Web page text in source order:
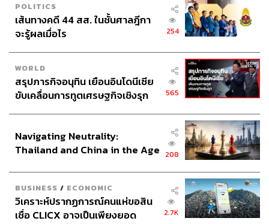
แม้หลายฝ่ายกังวลว่าการปรับขึ้นค่า PSC อาจกระทบการ
ท่องเที่ยว ปวีนา ชี้ว่า งานวิจัยในต่างประเทศจำนวนมากพบ
ว่า
“ค่า PSC มีสัดส่วนเพียง 5% ของราคาตั๋วโดยสารเท่านั้น
และแทบไม่มีผลต่อการตัดสินใจเลือกจุดหมายปลายทางของ
นักเดินทาง”
เช่น สิงคโปร์ ซึ่งมีการปรับขึ้นค่า PSC ต่อเนื่อง รวมถึงจัดเก็บ
เงินล่วงหน้าเพื่อนำไปลงทุนก่อสร้างอาคารผู้โดยสารแห่ง
ใหม่ในอนาคต ขณะที่ไทยยังคงจัดเก็บในระดับที่มุ่งรองรับ
ต้นทุนเป็นหลัก
ส่วนด้านโครงสร้างรายได้ของ AOT นั้น กำไรหลักของบริษัท
POLITICS
เส้นทางคดี 44 สส. ในชั้นศาลฎีกา
จะรู้ผลเมื่อไร
254
WORLD
สรุปภารกิจอนุทิน เยือนอินโดนีเซีย
ขับเคลื่อนการทูตเศรษฐกิจเชิงรุก
565
Navigating Neutrality:
Thailand and China in the Age
208
BUSINESS / ECONOMIC
วิเคราะห์ปรากฏการณ์คนแห่ขอสิน
เชื่อ CLICX อาจเป็นเพียงยอด
2.7K